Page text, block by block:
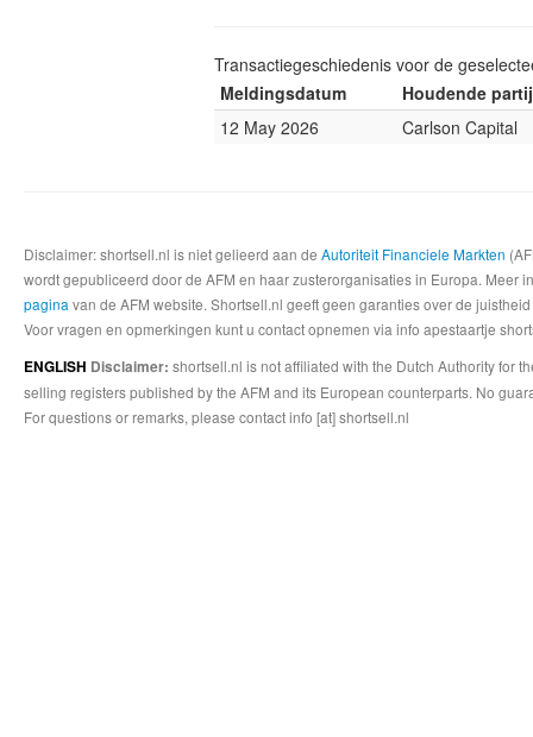
Transactiegeschiedenis voor de
Meldingsdatum
Houdende partij
12 May 2026
Carlson Capital
Disclaimer: shortsell.nl is niet gelieerd aan de Autoriteit Financiele Markten
wordt gepubliceerd door de AFM en haar zusterorganisaties in Europa.
pagina van de AFM website. Shortsell.nl geeft geen garanties over de
Voor vragen en opmerkingen kunt u contact opnemen via info apestaartje
ENGLISH Disclaimer: shortsell.nl is not affiliated with the Dutch Authority for
selling registers published by the AFM and its European counterparts. No
For questions or remarks, please contact info [at] shortsell.nl